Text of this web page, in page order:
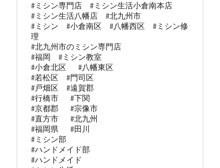
#ミシン専門店  #ミシン生活小倉南本店
#ミシン生活八幡店  #北九州市
#ミシン  #小倉南区  #八幡西区  #ミシン修
理
#北九州市のミシン専門店
#福岡  #ミシン教室
#小倉北区   #八幡東区
#若松区  #門司区
#戸畑区  #遠賀郡
#行橋市   #下関
#京都郡   #宗像市
#直方市   #北九州
#福岡県   #田川
#ミシン部
#ハンドメイド部
#ハンドメイド